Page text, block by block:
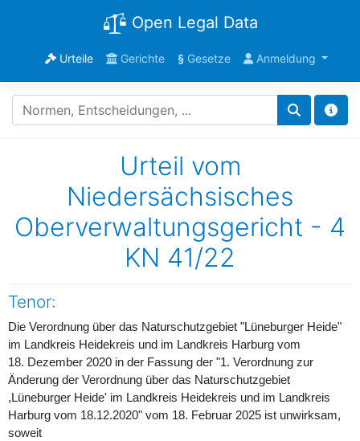
Open Legal Data
Urteile Gerichte §Gesetze Anmeldung
Urteil vom
Niedersächsisches
Oberverwaltungsgericht - 4
KN 41/22
Tenor:
Die Verordnung über das Naturschutzgebiet "Lüneburger Heide"
im Landkreis Heidekreis und im Landkreis Harburg vom
18. Dezember 2020 in der Fassung der "1. Verordnung zur
Änderung der Verordnung über das Naturschutzgebiet
,Lüneburger Heide' im Landkreis Heidekreis und im Landkreis
Harburg vom 18.12.2020" vom 18. Februar 2025 ist unwirksam,
soweit